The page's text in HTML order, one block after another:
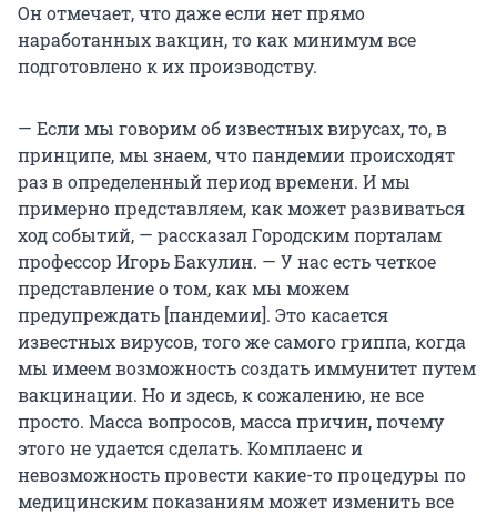
Он отмечает, что даже если нет прямо
наработанных вакцин, то как минимум все
подготовлено к их производству.
— Если мы говорим об известных вирусах, то, в
принципе, мы знаем, что пандемии происходят
раз в определенный период времени. И мы
примерно представляем, как может развиваться
ход событий, — рассказал Городским порталам
профессор Игорь Бакулин. — У нас есть четкое
представление о том, как мы можем
предупреждать [пандемии]. Это касается
известных вирусов, того же самого гриппа, когда
мы имеем возможность создать иммунитет путем
вакцинации. Но и здесь, к сожалению, не все
просто. Масса вопросов, масса причин, почему
этого не удается сделать. Комплаенс и
невозможность провести какие-то процедуры по
медицинским показаниям может изменить все